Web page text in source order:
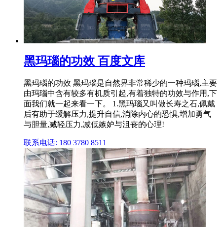
黑玛瑙的功效 百度文库
黑玛瑙的功效 黑玛瑙是自然界非常稀少的一种玛瑙,主要
由玛瑙中含有较多有机质引起,有着独特的功效与作用,下
面我们就一起来看一下。 1.黑玛瑙又叫做长寿之石,佩戴
后有助于缓解压力,提升自信,消除内心的恐惧,增加勇气
与胆量,减轻压力,减低嫉妒与沮丧的心理!
联系电话: 180 3780 8511